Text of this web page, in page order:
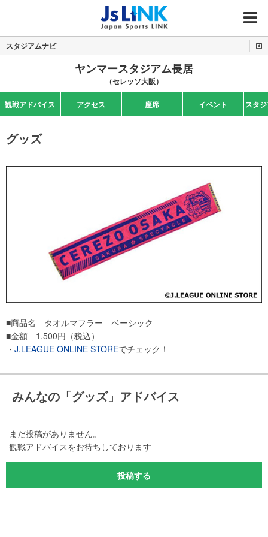
MENU
スタジアムナビ
ヤンマースタジアム長居
（セレッソ大阪）
観戦アドバイス アクセス 座席 イベント スタ
グッズ
■商品名 タオルマフラー ベーシック
■金額 1,500円（税込）
・ J.LEAGUE ONLINE STOREでチェック！
みんなの「グッズ」アドバイス
まだ投稿がありません。
観戦アドバイスをお待ちしております
投稿する